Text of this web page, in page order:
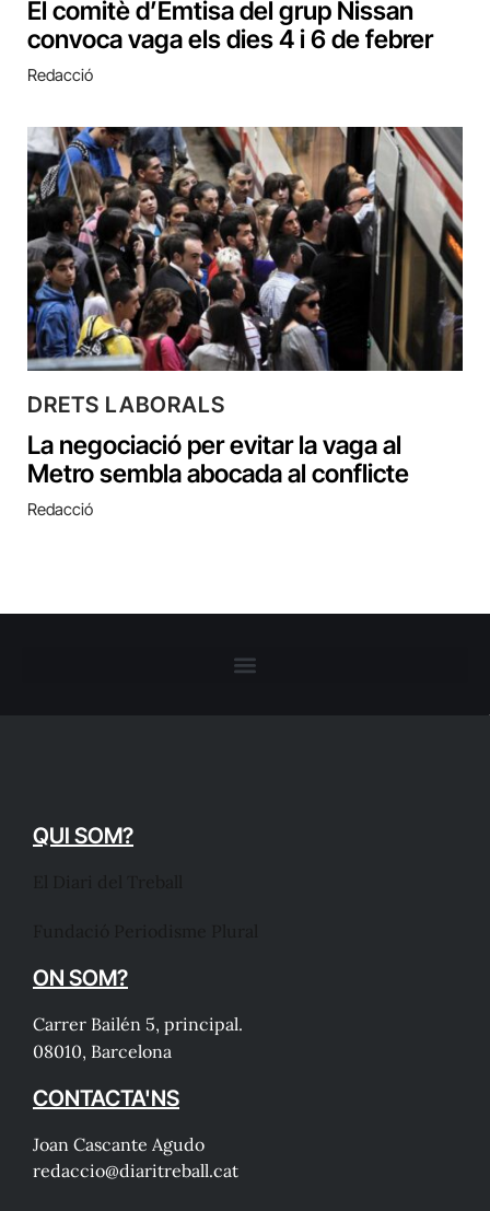
El comitè d’Emtisa del grup Nissan
convoca vaga els dies 4 i 6 de febrer
Redacció
DRETS LABORALS
La negociació per evitar la vaga al
Metro sembla abocada al conflicte
Redacció
QUI SOM?
ON SOM?
Carrer Bailén 5, principal.
08010, Barcelona
CONTACTA'NS
Joan Cascante Agudo
redaccio@diaritreball.cat